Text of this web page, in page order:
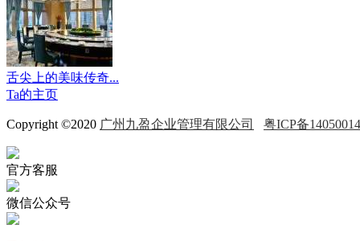
舌尖上的美味传奇...
Ta的主页
Copyright ©2020 广州九盈企业管理有限公司 粤ICP备
官方客服
微信公众号